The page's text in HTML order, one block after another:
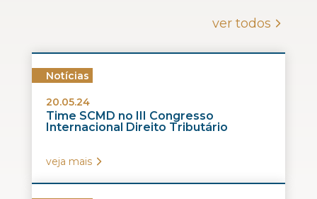
ver todos
Notícias
20.05.24
Time SCMD no III Congresso
Internacional Direito Tributário
veja mais